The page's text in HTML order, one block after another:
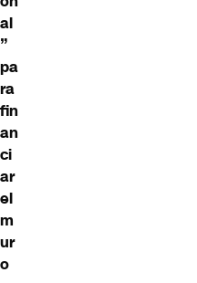
al
”
pa
ra
fin
an
ci
ar
el
m
ur
o